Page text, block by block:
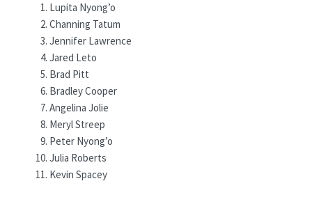
Lupita Nyong’o
Channing Tatum
Jennifer Lawrence
Jared Leto
Brad Pitt
Bradley Cooper
Angelina Jolie
Meryl Streep
Peter Nyong’o
Julia Roberts
Kevin Spacey